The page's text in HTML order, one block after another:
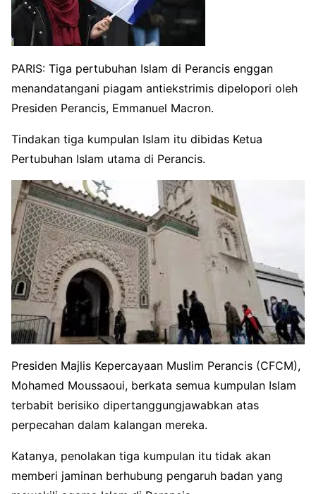
PARIS: Tiga pertubuhan Islam di Perancis enggan
menandatangani piagam antiekstrimis dipelopori oleh
Presiden Perancis, Emmanuel Macron.
Tindakan tiga kumpulan Islam itu dibidas Ketua
Pertubuhan Islam utama di Perancis.
Presiden Majlis Kepercayaan Muslim Perancis (CFCM),
Mohamed Moussaoui, berkata semua kumpulan Islam
terbabit berisiko dipertanggungjawabkan atas
perpecahan dalam kalangan mereka.
Katanya, penolakan tiga kumpulan itu tidak akan
memberi jaminan berhubung pengaruh badan yang